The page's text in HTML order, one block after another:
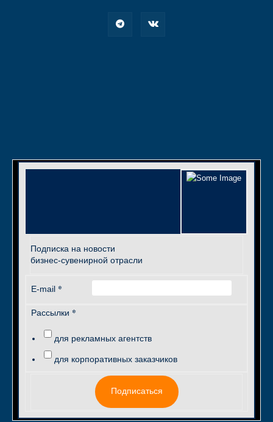
Подписка на новости
бизнес-сувенирной отрасли
E-mail *
Рассылки *
для рекламных агентств
для корпоративных заказчиков
Подписаться